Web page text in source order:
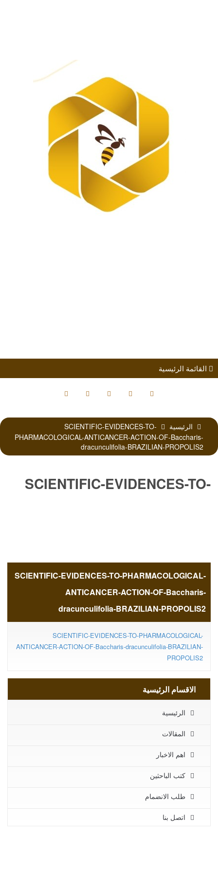
القائمة الرئيسية
الرئيسية
SCIENTIFIC-EVIDENCES-TO-
PHARMACOLOGICAL-ANTICANCER-ACTION-OF-Baccharis-
dracunculifolia-BRAZILIAN-PROPOLIS2
SCIENTIFIC-EVIDENCES-TO-
Baccharis-dracunculifolia-
BRAZILIAN-PROPOLIS2
SCIENTIFIC-EVIDENCES-TO-PHARMACOLOGICAL-
ANTICANCER-ACTION-OF-Baccharis-
dracunculifolia-BRAZILIAN-PROPOLIS2
SCIENTIFIC-EVIDENCES-TO-PHARMACOLOGICAL-
ANTICANCER-ACTION-OF-Baccharis-dracunculifolia-BRAZILIAN-
PROPOLIS2
الاقسام الرئيسية
الرئيسية
المقالات
اهم الاخبار
كتب الباحثين
طلب الانضمام
اتصل بنا